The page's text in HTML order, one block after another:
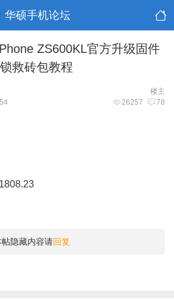
华硕手机论坛
ZS600KL官方升级固件
救砖包教程
楼主
26257 78
隐藏内容请回复